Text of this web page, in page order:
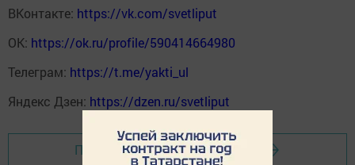
ВКонтакте: https://vk.com/svetliput
ОК: https://ok.ru/profile/590414664980
Телеграм: https://t.me/yakti_ul
Яндекс Дзен: https://dzen.ru/svetliput
Перейти на страницу новости